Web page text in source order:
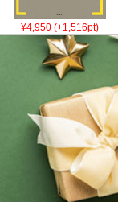
¥4,950 (+1,516pt)